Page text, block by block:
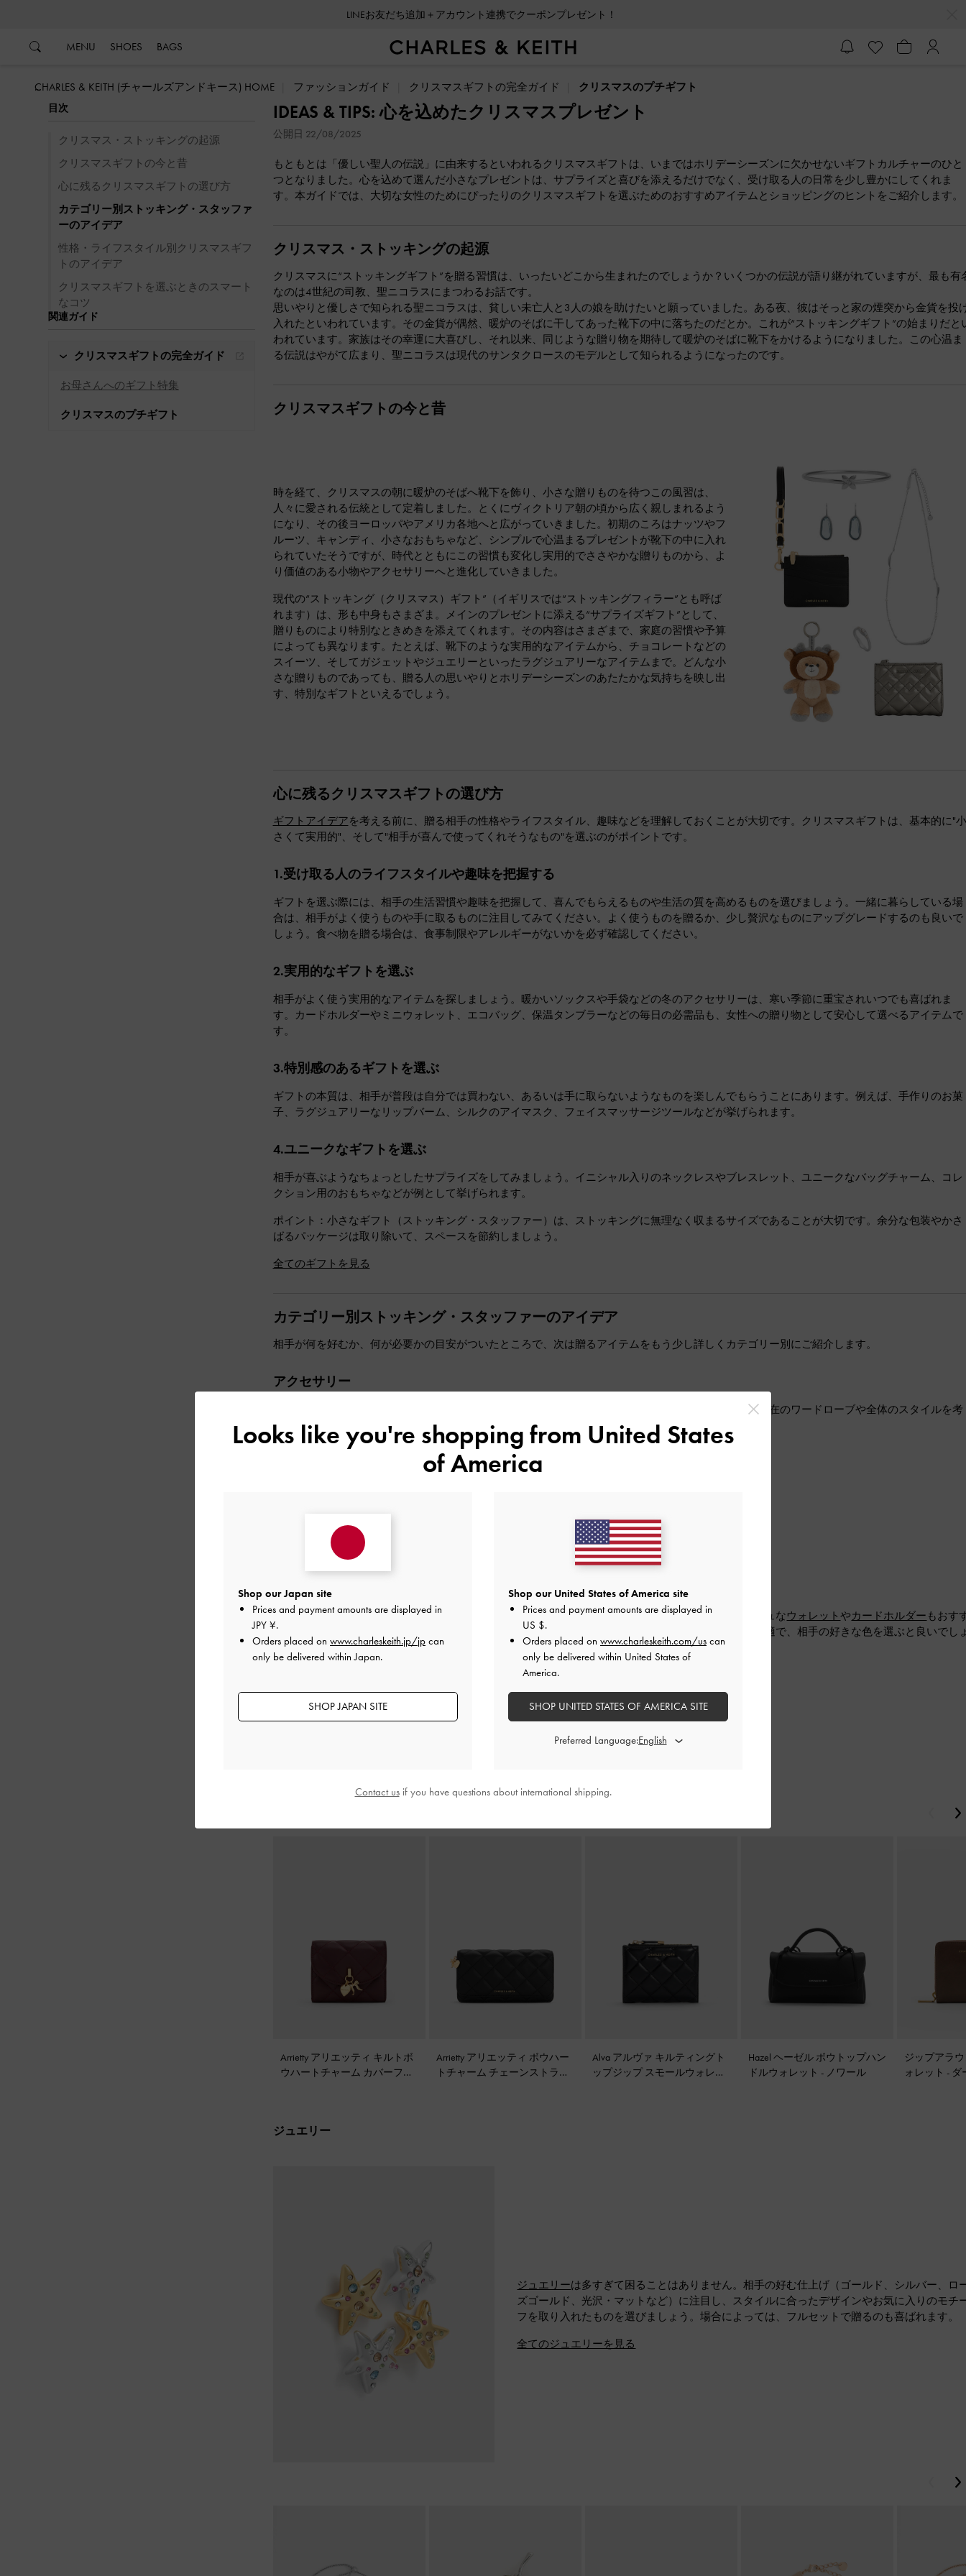
LINEお友だち追加＋アカウント連携でクーポンプレゼント！
MENU SHOES BAGS
CHARLES & KEITH (チャールズアンドキース) HOME ファッションガイド クリスマスギフトの完全ガイド クリスマスのプチギフト
目次
クリスマス・ストッキングの起源
クリスマスギフトの今と昔
心に残るクリスマスギフトの選び方
カテゴリー別ストッキング・スタッファ
ーのアイデア
性格・ライフスタイル別クリスマスギフ
トのアイデア
クリスマスギフトを選ぶときのスマート
なコツ
関連ガイド
クリスマスギフトの完全ガイド
お母さんへのギフト特集
クリスマスのプチギフト
IDEAS & TIPS: 心を込めたクリスマスプレゼント
公開日 22/08/2025
もともとは「優しい聖人の伝説」に由来するといわれるクリスマスギフトは、いまではホリデーシーズンに欠かせないギフトカルチャーのひと
つとなりました。心を込めて選んだ小さなプレゼントは、サプライズと喜びを添えるだけでなく、受け取る人の日常を少し豊かにしてくれま
す。本ガイドでは、大切な女性のためにぴったりのクリスマスギフトを選ぶためのおすすめアイテムとショッピングのヒントをご紹介します。
クリスマス・ストッキングの起源
クリスマスに“ストッキングギフト”を贈る習慣は、いったいどこから生まれたのでしょうか？いくつかの伝説が語り継がれていますが、最も有
なのは4世紀の司教、聖ニコラスにまつわるお話です。
思いやりと優しさで知られる聖ニコラスは、貧しい未亡人と3人の娘を助けたいと願っていました。ある夜、彼はそっと家の煙突から金貨を投
入れたといわれています。その金貨が偶然、暖炉のそばに干してあった靴下の中に落ちたのだとか。これが“ストッキングギフト”の始まりだと
われています。家族はその幸運に大喜びし、それ以来、同じような贈り物を期待して暖炉のそばに靴下をかけるようになりました。この心温ま
る伝説はやがて広まり、聖ニコラスは現代のサンタクロースのモデルとして知られるようになったのです。
クリスマスギフトの今と昔
時を経て、クリスマスの朝に暖炉のそばへ靴下を飾り、小さな贈りものを待つこの風習は、
人々に愛される伝統として定着しました。とくにヴィクトリア朝の頃から広く親しまれるよう
になり、その後ヨーロッパやアメリカ各地へと広がっていきました。初期のころはナッツやフ
ルーツ、キャンディ、小さなおもちゃなど、シンプルで心温まるプレゼントが靴下の中に入れ
られていたそうですが、時代とともにこの習慣も変化し実用的でささやかな贈りものから、よ
り価値のある小物やアクセサリーへと進化していきました。
現代の“ストッキング（クリスマス）ギフト”（イギリスでは“ストッキングフィラー”とも呼ば
れます）は、形も中身もさまざま。メインのプレゼントに添える“サプライズギフト”として、
贈りものにより特別なときめきを添えてくれます。その内容はさまざまで、家庭の習慣や予算
によっても異なります。たとえば、靴下のような実用的なアイテムから、チョコレートなどの
スイーツ、そしてガジェットやジュエリーといったラグジュアリーなアイテムまで。どんな小
さな贈りものであっても、贈る人の思いやりとホリデーシーズンのあたたかな気持ちを映し出
す、特別なギフトといえるでしょう。
心に残るクリスマスギフトの選び方
ギフトアイデアを考える前に、贈る相手の性格やライフスタイル、趣味などを理解しておくことが大切です。クリスマスギフトは、基本的に"小
さくて実用的"、そして"相手が喜んで使ってくれそうなもの"を選ぶのがポイントです。
1.受け取る人のライフスタイルや趣味を把握する
ギフトを選ぶ際には、相手の生活習慣や趣味を把握して、喜んでもらえるものや生活の質を高めるものを選びましょう。一緒に暮らしている場
合は、相手がよく使うものや手に取るものに注目してみてください。よく使うものを贈るか、少し贅沢なものにアップグレードするのも良いで
しょう。食べ物を贈る場合は、食事制限やアレルギーがないかを必ず確認してください。
2.実用的なギフトを選ぶ
相手がよく使う実用的なアイテムを探しましょう。暖かいソックスや手袋などの冬のアクセサリーは、寒い季節に重宝されいつでも喜ばれま
す。カードホルダーやミニウォレット、エコバッグ、保温タンブラーなどの毎日の必需品も、女性への贈り物として安心して選べるアイテムで
す。
3.特別感のあるギフトを選ぶ
ギフトの本質は、相手が普段は自分では買わない、あるいは手に取らないようなものを楽しんでもらうことにあります。例えば、手作りのお菓
子、ラグジュアリーなリップバーム、シルクのアイマスク、フェイスマッサージツールなどが挙げられます。
4.ユニークなギフトを選ぶ
相手が喜ぶようなちょっとしたサプライズをしてみましょう。イニシャル入りのネックレスやブレスレット、ユニークなバッグチャーム、コレ
クション用のおもちゃなどが例として挙げられます。
ポイント：小さなギフト（ストッキング・スタッファー）は、ストッキングに無理なく収まるサイズであることが大切です。余分な包装やかさ
ばるパッケージは取り除いて、スペースを節約しましょう。
全てのギフトを見る
カテゴリー別ストッキング・スタッファーのアイデア
相手が何を好むか、何が必要かの目安がついたところで、次は贈るアイテムをもう少し詳しくカテゴリー別にご紹介します。
アクセサリー
コーディネートのディテールまでこだわる人には、新しいアクセサリーの追加も喜ばれるでしょう。現在のワードローブや全体のスタイルを考
慮して、相手に似合うアイテムを選ぶことが大切です。
ミニウォレット＆カードホルダー
毎日のルーティンに変化をもたらす、スタイリッシュなウォレットやカードホルダー もおす
めです。忙しい女性や通勤が多い方へのギフトに最適で、相手の好きな色を選ぶと良いでし
う。
全てのウォレットを見る
Arrietty アリエッティ キルトボ
ウハートチャーム カバーフラ
Arrietty アリエッティ ボウハー
トチャーム チェーンストラッ
Alva アルヴァ キルティングト
ップジップ スモールウォレッ
Hazel ヘーゼル ボウトップハン
ドルウォレット - ノワール
ジップアラ
ォレット - ダ
戻る
ジュエリー
ジュエリーは多すぎて困ることはありません。相手の好む仕上げ（ゴールド、シルバー、ロ
ズゴールド、光沢・マットなど）に注目し、スタイルに合ったデザインやお気に入りのモチ
フを取り入れたものを選びましょう。場合によっては、フルセットで贈るのも喜ばれます。
全てのジュエリーを見る
戻る
Looks like you're shopping from United States
of America
Shop our Japan site
Prices and payment amounts are displayed in
JPY ¥.
Orders placed on www.charleskeith.jp/jp can
only be delivered within Japan.
SHOP JAPAN SITE
Shop our United States of America site
Prices and payment amounts are displayed in
US $.
Orders placed on www.charleskeith.com/us can
only be delivered within United States of
America.
SHOP UNITED STATES OF AMERICA SITE
Preferred Language:
Contact usif you have questions about international shipping.